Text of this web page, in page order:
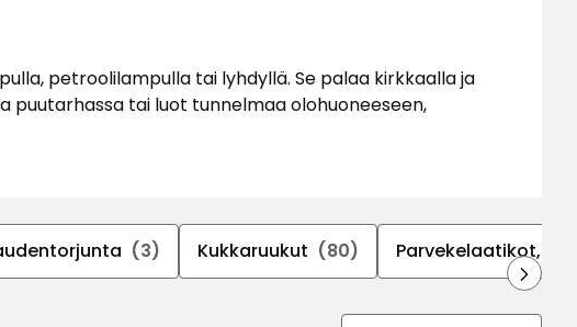
petroolilampulla tai lyhdyllä. Se palaa kirkkaalla ja
puutarhassa tai luot tunnelmaa olohuoneeseen,
(3) Kukkaruukut (80) Parvekelaatikot,